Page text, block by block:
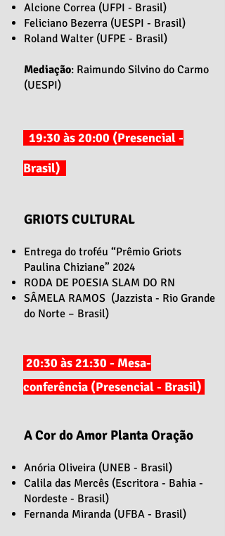
Alcione Correa (UFPI - Brasil)
Feliciano Bezerra (UESPI - Brasil)
Roland Walter (UFPE - Brasil)
Mediação: Raimundo Silvino do Carmo
(UESPI)
19:30 às 20:00 (Presencial -
Brasil)
GRIOTS CULTURAL
Entrega do troféu “Prêmio Griots
Paulina Chiziane” 2024
RODA DE POESIA SLAM DO RN
SÂMELA RAMOS (Jazzista - Rio Grande
do Norte – Brasil)
20:30 às 21:30 - Mesa-
conferência (Presencial - Brasil)
A Cor do Amor Planta Oração
Anória Oliveira (UNEB - Brasil)
Calila das Mercês (Escritora - Bahia -
Nordeste - Brasil)
Fernanda Miranda (UFBA - Brasil)